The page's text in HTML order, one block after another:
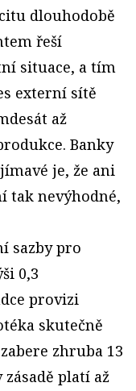
dlouhodobě
řeší
situace, a tím
externí sítě
až
Banky
je, že ani
tak nevýhodné,
sazby pro
0,3
provizi
skutečně
zhruba 13
zásadě platí až